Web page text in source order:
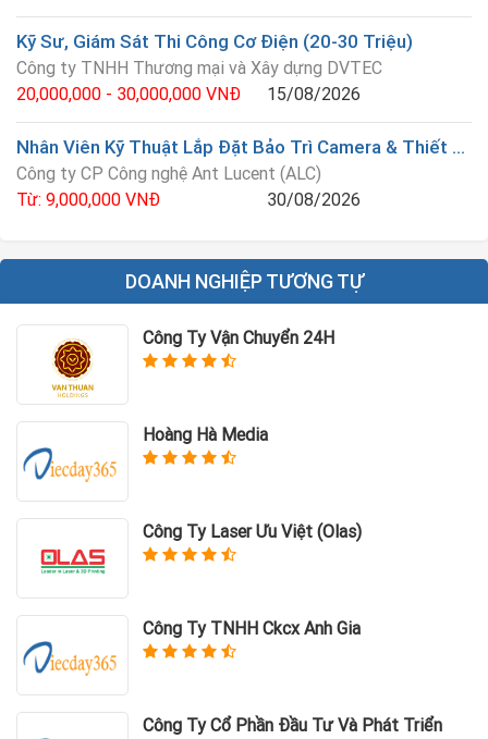
Kỹ Sư, Giám Sát Thi Công Cơ Điện (20-30 Triệu)
Công ty TNHH Thương mại và Xây dựng DVTEC
20,000,000 - 30,000,000 VNĐ
15/08/2026
Nhân Viên Kỹ Thuật Lắp Đặt Bảo Trì Camera & Thiết Bị An Ninh
Công ty CP Công nghệ Ant Lucent (ALC)
Từ: 9,000,000 VNĐ
30/08/2026
DOANH NGHIỆP TƯƠNG TỰ
Công Ty Vận Chuyển 24H
Hoàng Hà Media
Công Ty Laser Ưu Việt (Olas)
Công Ty TNHH Ckcx Anh Gia
Công Ty Cổ Phần Đầu Tư Và Phát Triển